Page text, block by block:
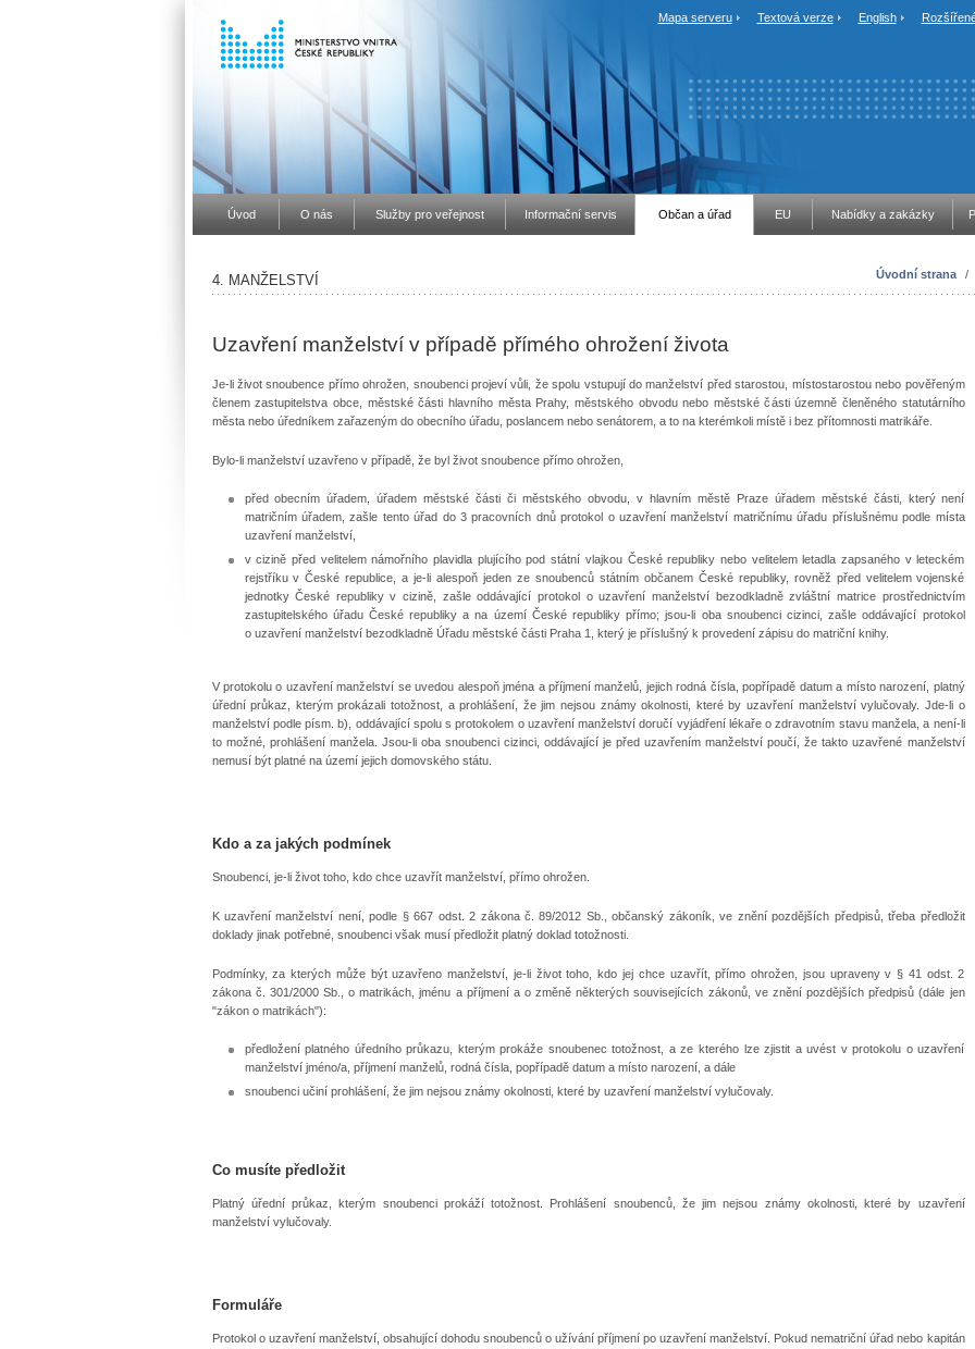
Mapa serveru Textová verze English
Úvod O nás Služby pro veřejnost Informační servis Občan a úřad EU Nabídky a zakázky
Úvodní strana /
4. MANŽELSTVÍ
Uzavření manželství v případě přímého ohrožení života
Je-li život snoubence přímo ohrožen, snoubenci projeví vůli, že spolu vstupují do manželství před starostou, místostarostou nebo pověřeným
členem zastupitelstva obce, městské části hlavního města Prahy, městského obvodu nebo městské části územně členěného statutárního
města nebo úředníkem zařazeným do obecního úřadu, poslancem nebo senátorem, a to na kterémkoli místě i bez přítomnosti matrikáře.
Bylo-li manželství uzavřeno v případě, že byl život snoubence přímo ohrožen,
před obecním úřadem, úřadem městské části či městského obvodu, v hlavním městě Praze úřadem městské části, který není
matričním úřadem, zašle tento úřad do 3 pracovních dnů protokol o uzavření manželství matričnímu úřadu příslušnému podle místa
uzavření manželství,
v cizině před velitelem námořního plavidla plujícího pod státní vlajkou České republiky nebo velitelem letadla zapsaného v leteckém
rejstříku v České republice, a je-li alespoň jeden ze snoubenců státním občanem České republiky, rovněž před velitelem vojenské
jednotky České republiky v cizině, zašle oddávající protokol o uzavření manželství bezodkladně zvláštní matrice prostřednictvím
zastupitelského úřadu České republiky a na území České republiky přímo; jsou-li oba snoubenci cizinci, zašle oddávající protokol
o uzavření manželství bezodkladně Úřadu městské části Praha 1, který je příslušný k provedení zápisu do matriční knihy.
V protokolu o uzavření manželství se uvedou alespoň jména a příjmení manželů, jejich rodná čísla, popřípadě datum a místo narození, platný
úřední průkaz, kterým prokázali totožnost, a prohlášení, že jim nejsou známy okolnosti, které by uzavření manželství vylučovaly. Jde-li o
manželství podle písm. b), oddávající spolu s protokolem o uzavření manželství doručí vyjádření lékaře o zdravotním stavu manžela, a není-li
to možné, prohlášení manžela. Jsou-li oba snoubenci cizinci, oddávající je před uzavřením manželství poučí, že takto uzavřené manželství
nemusí být platné na území jejich domovského státu.
Kdo a za jakých podmínek
Snoubenci, je-li život toho, kdo chce uzavřít manželství, přímo ohrožen.
K uzavření manželství není, podle § 667 odst. 2 zákona č. 89/2012 Sb., občanský zákoník, ve znění pozdějších předpisů, třeba předložit
doklady jinak potřebné, snoubenci však musí předložit platný doklad totožnosti.
Podmínky, za kterých může být uzavřeno manželství, je-li život toho, kdo jej chce uzavřít, přímo ohrožen, jsou upraveny v § 41 odst. 2
zákona č. 301/2000 Sb., o matrikách, jménu a příjmení a o změně některých souvisejících zákonů, ve znění pozdějších předpisů (dále jen
"zákon o matrikách"):
předložení platného úředního průkazu, kterým prokáže snoubenec totožnost, a ze kterého lze zjistit a uvést v protokolu o uzavření
manželství jméno/a, příjmení manželů, rodná čísla, popřípadě datum a místo narození, a dále
snoubenci učiní prohlášení, že jim nejsou známy okolnosti, které by uzavření manželství vylučovaly.
Co musíte předložit
Platný úřední průkaz, kterým snoubenci prokáží totožnost. Prohlášení snoubenců, že jim nejsou známy okolnosti, které by uzavření
manželství vylučovaly.
Formuláře
Protokol o uzavření manželství, obsahující dohodu snoubenců o užívání příjmení po uzavření manželství. Pokud nematriční úřad nebo kapitán